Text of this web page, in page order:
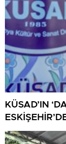
KÜSAD’IN
BULUŞUYOR